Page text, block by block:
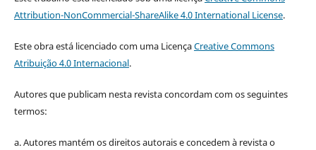
Attribution-NonCommercial-ShareAlike 4.0 International License.
Este obra está licenciado com uma LicençaCreative Commons
Atribuição 4.0 Internacional.
Autores que publicam nesta revista concordam com os seguintes
termos:
a. Autores mantém os direitos autorais e concedem à revista o